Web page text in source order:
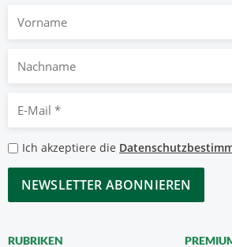
Nachname
Mail
*
Datenschutzbestimmungen
*
Ich akzeptiere die
CAPTCHA
RUBRIKEN